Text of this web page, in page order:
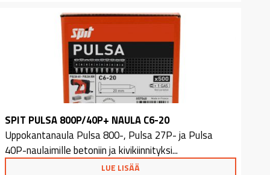
SPIT PULSA 800P/40P+ NAULA C6-20
Uppokantanaula Pulsa 800-, Pulsa 27P- ja Pulsa
40P-naulaimille betoniin ja kivikiinnityksi...
LUE LISÄÄ